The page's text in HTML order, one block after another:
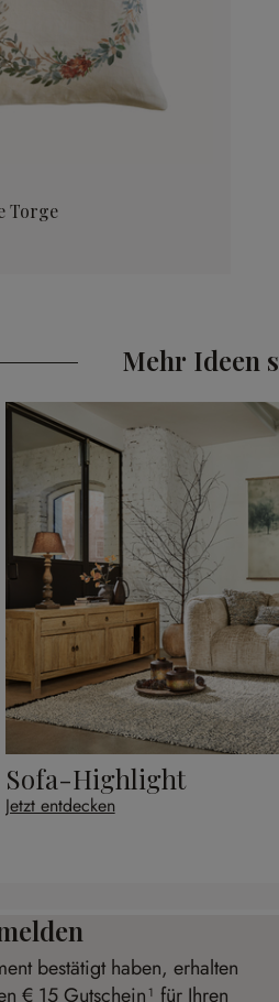
Torge
Mehr Ideen
Sofa-Highlight
Jetzt entdecken
bestätigt haben, erhalten
€ 15 Gutschein¹ für Ihren